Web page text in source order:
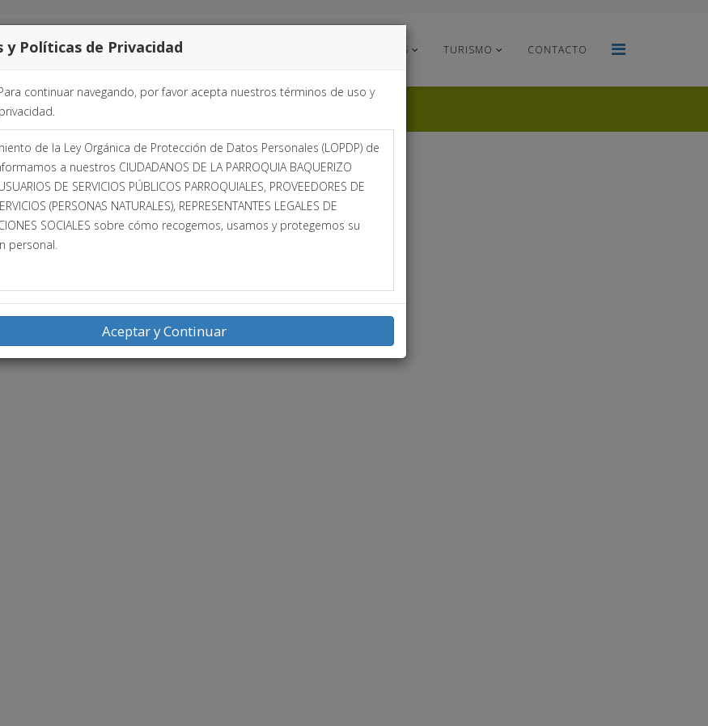
INICIO PARROQUIA PROYECTOS TURISMO CONTACTO
y Políticas de Privacidad
continuar navegando, por favor acepta nuestros términos de uso y
de la Ley Orgánica de Protección de Datos Personales (LOPDP) de
a nuestros CIUDADANOS DE LA PARROQUIA BAQUERIZO
DE SERVICIOS PÚBLICOS PARROQUIALES, PROVEEDORES DE
(PERSONAS NATURALES), REPRESENTANTES LEGALES DE
SOCIALES sobre cómo recogemos, usamos y protegemos su
personal.
Aceptar y Continuar